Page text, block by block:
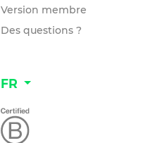
Version membre
Des questions ?
FR